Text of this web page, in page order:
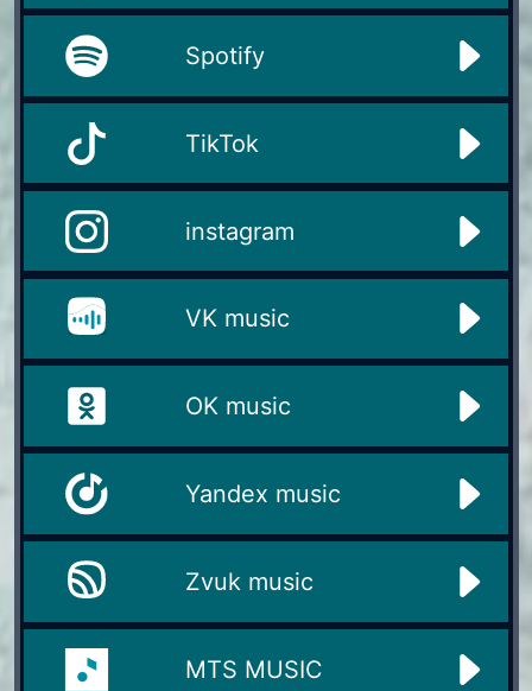
Spotify
TikTok
instagram
VK music
OK music
Yandex music
Zvuk music
MTS MUSIC